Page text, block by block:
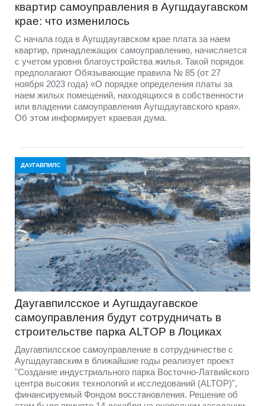
квартир самоуправления в Аугшдаугавском
крае: что изменилось
С начала года в Аугшдаугавском крае плата за наем
квартир, принадлежащих самоуправлению, начисляется
с учетом уровня благоустройства жилья. Такой порядок
предполагают Обязывающие правила № 85 (от 27
ноября 2023 года) «О порядке определения платы за
наем жилых помещений, находящихся в собственности
или владении самоуправления Аугшдаугавского края».
Об этом информирует краевая дума.
ДАУГАВПИЛС
Даугавпилсское и Аугшдаугавское
самоуправления будут сотрудничать в
строительстве парка ALTOP в Лоциках
Даугавпилсское самоуправление в сотрудничестве с
Аугшдаугавским в ближайшие годы реализует проект
"Создание индустриального парка Восточно-Латвийского
центра высоких технологий и исследований (ALTOP)",
финансируемый Фондом восстановления. Решение об